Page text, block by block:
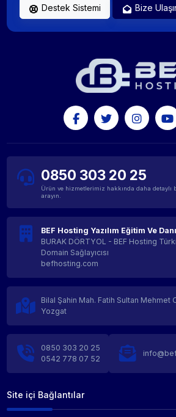
Destek Sistemi
Bize
0850 303 20 25
Ürün ve hizmetlerimiz hakkında daha detaylı
arayın.
BEF Hosting Yazılım Eğitim Ve
BURAK DÖRTYOL - BEF Hosting
Domain Sağlayıcısı
befhosting.com
Bilal Şahin Mah. Fatih Sultan Mehmet
Yozgat
0850 303 20 25
0542 778 07 52
Site içi Bağlantılar